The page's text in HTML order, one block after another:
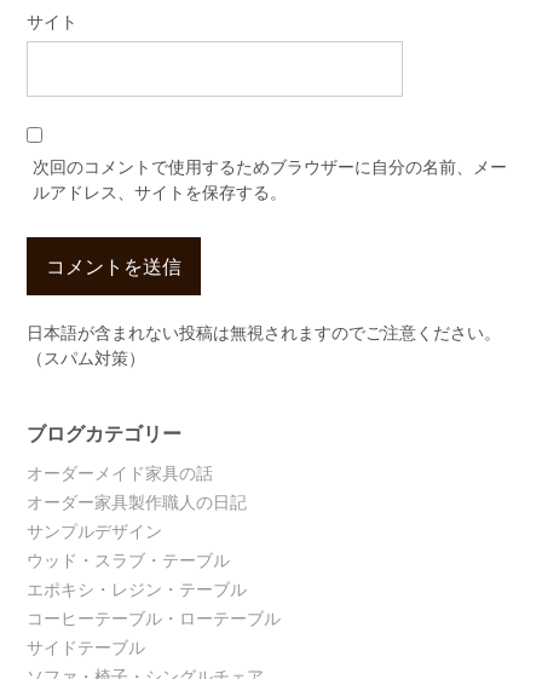
サイト
次回のコメントで使用するためブラウザーに自分の名前、メー
ルアドレス、サイトを保存する。
日本語が含まれない投稿は無視されますのでご注意ください。
（スパム対策）
ブログカテゴリー
オーダーメイド家具の話
オーダー家具製作職人の日記
サンプルデザイン
ウッド・スラブ・テーブル
エポキシ・レジン・テーブル
コーヒーテーブル・ローテーブル
サイドテーブル